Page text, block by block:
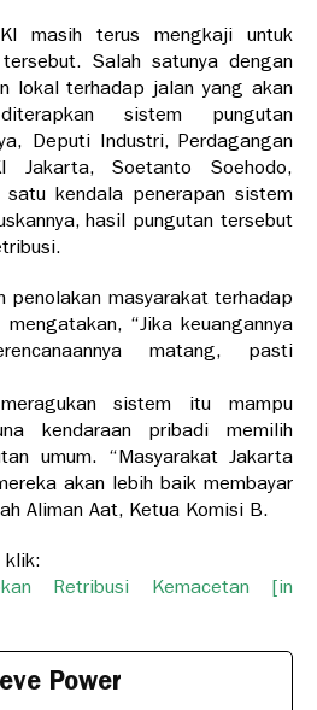
masih terus mengkaji untuk
Salah satunya dengan
lokal terhadap jalan yang akan
sistem pungutan
Deputi Industri, Perdagangan
Jakarta, Soetanto Soehodo,
satu kendala penerapan sistem
hasil pungutan tersebut
penolakan masyarakat terhadap
“Jika keuangannya
matang, pasti
sistem itu mampu
kendaraan pribadi memilih
umum. “Masyarakat Jakarta
akan lebih baik membayar
Aliman Aat, Ketua Komisi B.
klik:
Retribusi Kemacetan [in
Power